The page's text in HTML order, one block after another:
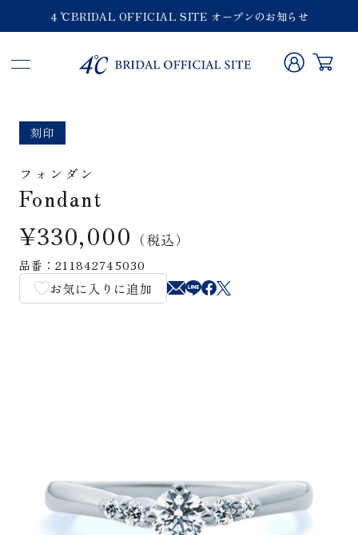
４℃BRIDAL OFFICIAL SITE オープンのお知らせ
刻印
フォンダン
Fondant
¥330,000 （税込）
品番：211842745030
お気に入りに追加